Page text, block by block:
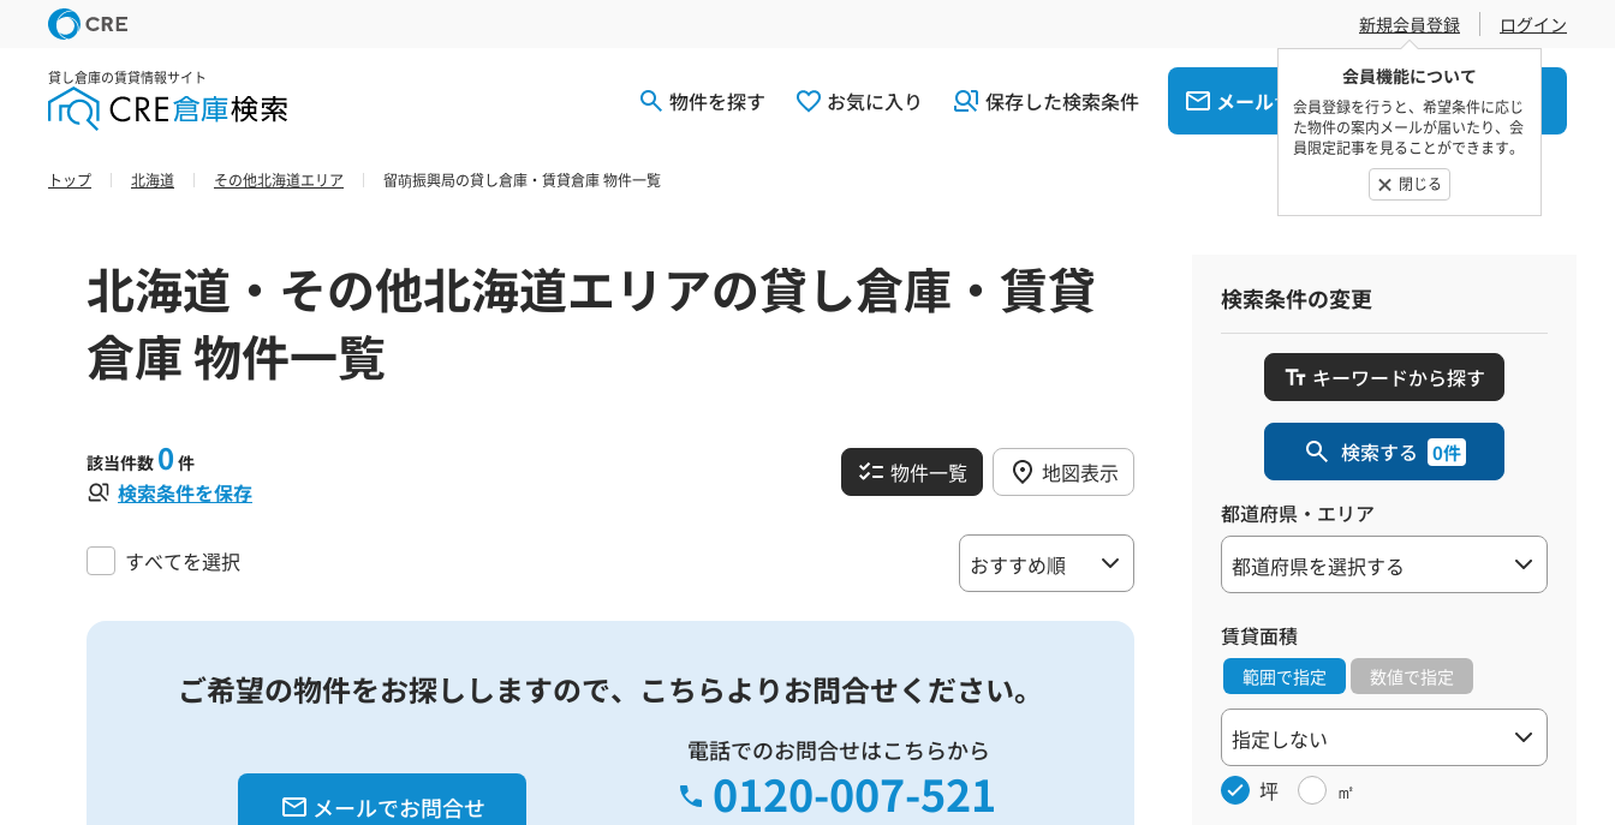
新規会員登録
会員機能について
会員登録を行うと、希望条件に応じ
た物件の案内メールが届いたり、会
員限定記事を見ることができます。
閉じる
ログイン
貸し倉庫の賃貸情報サイト
物件を探す お気に入り 保存した検索条件 メールでお問合せ 電話でお問合せ
トップ 北海道 その他北海道エリア 留萌振興局の貸し倉庫・賃貸倉庫 物件一覧
北海道・その他北海道エリアの貸し倉庫・賃貸
倉庫 物件一覧
該当件数 0 件
検索条件を保存
物件一覧 地図表示
すべてを選択
ご希望の物件をお探ししますので、 こちらよりお問合せください。
メールでお問合せ
電話でのお問合せはこちらから
0120-007-521
検索条件の変更
キーワードから探す
検索する 0件
都道府県・エリア
賃貸面積
範囲で指定 数値で指定
坪 ㎡